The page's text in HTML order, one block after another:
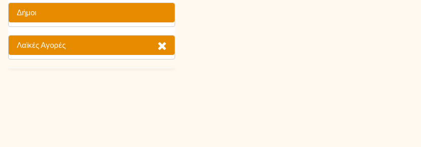
Δήμοι
Λαϊκές Αγορές